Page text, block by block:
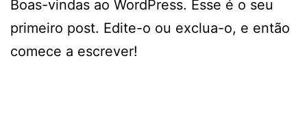
Boas-vindas ao WordPress. Esse é o seu
primeiro post. Edite-o ou exclua-o, e então
comece a escrever!